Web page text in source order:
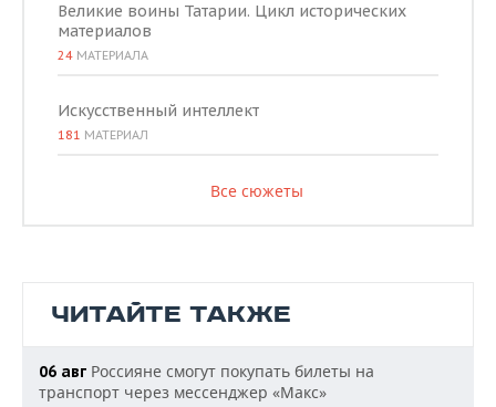
Великие воины Татарии. Цикл исторических
материалов
24 МАТЕРИАЛА
Искусственный интеллект
181 МАТЕРИАЛ
Все сюжеты
ЧИТАЙТЕ ТАКЖЕ
06 авг Россияне смогут покупать билеты на
транспорт через мессенджер «Макс»